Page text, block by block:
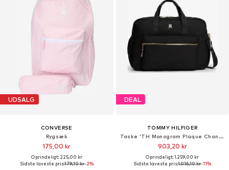
UDSALG
CONVERSE
Rygsæk
175,00 kr
Oprindeligt: 225,00 kr
Sidste laveste pris:179,10 kr-2%
DEAL
TOMMY HILFIGER
Taske 'TH Monogram Plaque Changing'
903,20 kr
Oprindeligt: 1.259,00 kr
Sidste laveste pris:1.016,10 kr-11%